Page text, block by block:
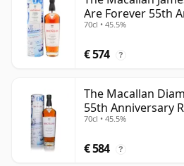
Are Forever 55th
jaar oud
70cl • 45.5%
€ 574 ?
The Macallan
55th Anniversary
70cl • 45.5%
€ 584 ?